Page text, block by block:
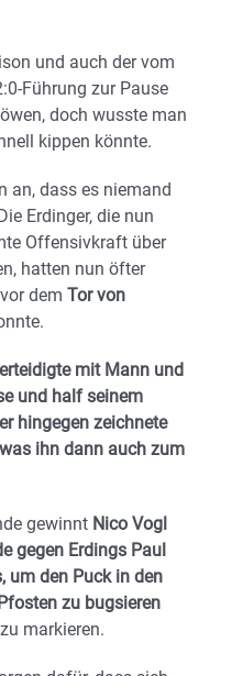
und auch der vom
Führung zur Pause
doch wusste man
kippen könnte.
an, dass es niemand
Erdinger, die nun
Offensivkraft über
hatten nun öfter
dem Tor von
mit Mann und
und half seinem
hingegen zeichnete
ihn dann auch zum
gewinnt Nico Vogl
gegen Erdings Paul
um den Puck in den
zu bugsieren
zu markieren.